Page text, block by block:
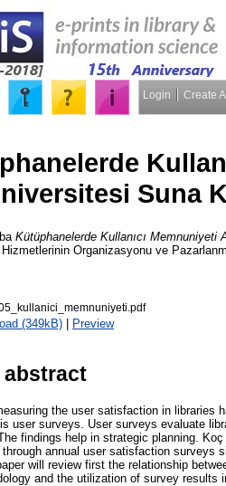
Login Create
Suna
Kütüphanelerde Kullanıcı
Organizasyonu ve
(349kB) | Preview
abstract
the user satisfaction in
user surveys. User surveys evaluate
findings help in strategic planning.
annual user satisfaction surveys
will review first the relationship
and the utilization of survey results